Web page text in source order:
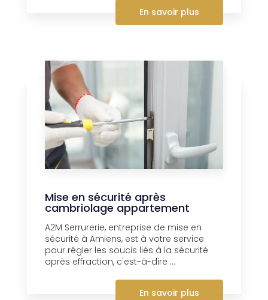
En savoir plus
Mise en sécurité après
cambriolage appartement
A2M Serrurerie, entreprise de mise en
sécurité à Amiens, est à votre service
pour régler les soucis liés à la sécurité
après effraction, c'est-à-dire ...
En savoir plus